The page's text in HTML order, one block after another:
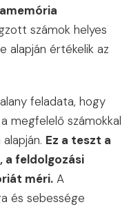
számok helyes
alapján értékelik az
feladata, hogy
megfelelő számokkal
Ez a teszt a
feldolgozási
méri. A
és sebessége